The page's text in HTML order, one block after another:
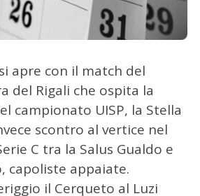
apre con il match del
del Rigali che ospita la
campionato UISP, la Stella
scontro al vertice nel
C tra la Salus Gualdo e
capoliste appaiate.
il Cerqueto al Luzi